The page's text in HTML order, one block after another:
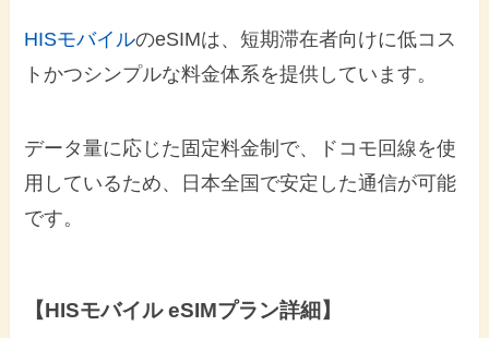
HISモバイルのeSIMは、短期滞在者向けに低コス
トかつシンプルな料金体系を提供しています。
データ量に応じた固定料金制で、ドコモ回線を使
用しているため、日本全国で安定した通信が可能
です。
【HISモバイル eSIMプラン詳細】